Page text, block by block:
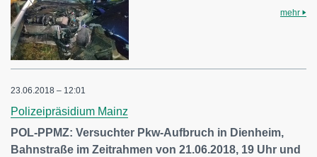
mehr
23.06.2018 – 12:01
Polizeipräsidium Mainz
POL-PPMZ: Versuchter Pkw-Aufbruch in Dienheim,
Bahnstraße im Zeitrahmen von 21.06.2018, 19 Uhr und